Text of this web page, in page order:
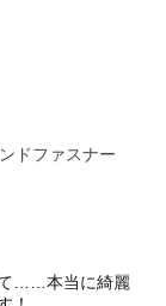
ドファスナー
て……本当に綺麗